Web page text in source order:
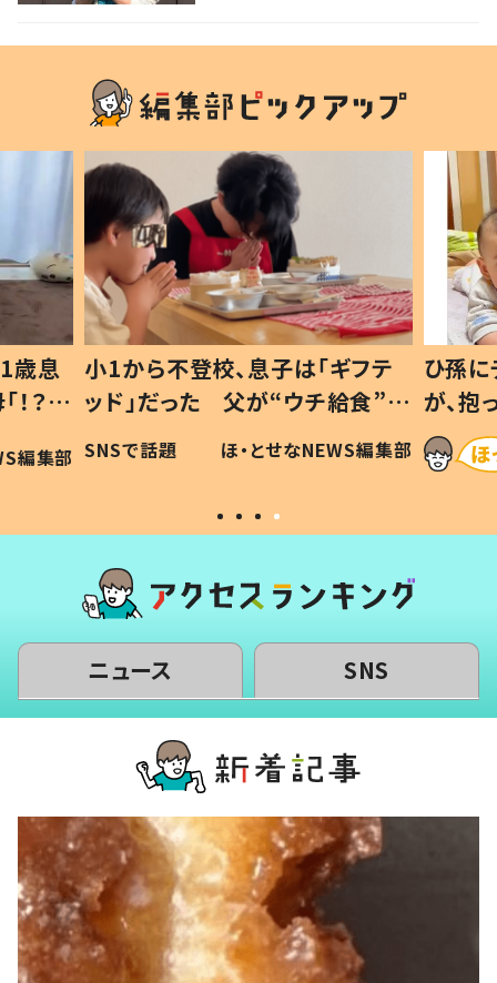
歳息
？」
編集部
小1から不登校、息子は「ギフテ
ッド」だった 父が“ウチ給食”を
作り続ける理由とは #令和の親
#令和の子
SNSで話題 ほ・とせなNEWS編集部
ひ孫
が、
「涙が
い」
ニュース SNS